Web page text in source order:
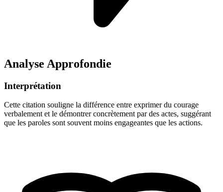
Analyse Approfondie
Interprétation
Cette citation souligne la différence entre exprimer du courage
verbalement et le démontrer concrètement par des actes, suggérant
que les paroles sont souvent moins engageantes que les actions.